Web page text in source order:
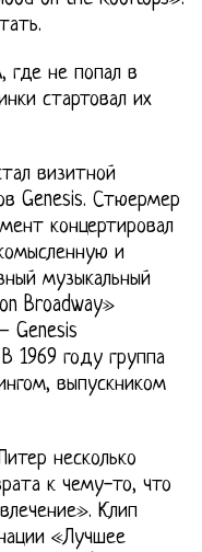
не попал в
стартовал их
визитной
Genesis. Стюермер
концертировал
и
музыкальный
Broadway»
Genesis
1969 году группа
выпускником
несколько
к чему-то, что
Клип
«Лучшее